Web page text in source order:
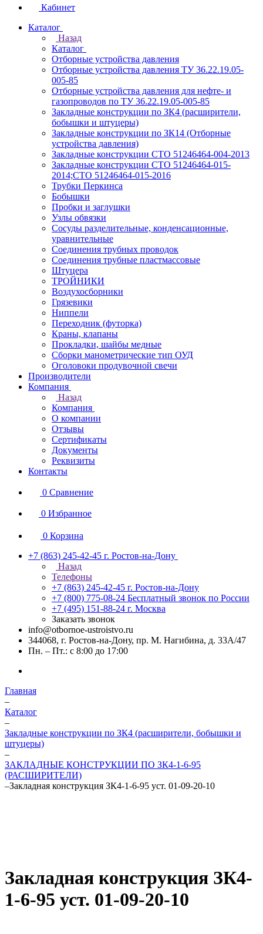
Кабинет
Каталог
Назад
Каталог
Отборные устройства давления
Отборные устройства давления ТУ 36.22.19.05-
005-85
Отборные устройства давления для нефте- и
газопроводов по ТУ 36.22.19.05-005-85
Закладные конструкции по ЗК4 (расширители,
бобышки и штуцеры)
Закладные конструкции по ЗК14 (Отборные
устройства давления)
Закладные конструкции СТО 51246464-004-2013
Закладные конструкции СТО 51246464-015-
2014;СТО 51246464-015-2016
Трубки Перкинса
Бобышки
Пробки и заглушки
Узлы обвязки
Сосуды разделительные, конденсационные,
уравнительные
Соединения трубных проводок
Соединения трубные пластмассовые
Штуцера
ТРОЙНИКИ
Воздухосборники
Грязевики
Ниппели
Переходник (футорка)
Краны, клапаны
Прокладки, шайбы медные
Сборки манометрические тип ОУД
Оголовоки продувочной свечи
Производители
Компания
Назад
Компания
О компании
Отзывы
Сертификаты
Документы
Реквизиты
Контакты
0 Сравнение
0 Избранное
0 Корзина
+7 (863) 245-42-45 г. Ростов-на-Дону
Назад
Телефоны
+7 (863) 245-42-45 г. Ростов-на-Дону
+7 (800) 775-08-24 Бесплатный звонок по России
+7 (495) 151-88-24 г. Москва
Заказать звонок
info@otbornoe-ustroistvo.ru
344068, г. Ростов-на-Дону, пр. М. Нагибина, д. 33А/47
Пн. – Пт.: с 8:00 до 17:00
Главная
–
Каталог
–
Закладные конструкции по ЗК4 (расширители, бобышки и
штуцеры)
–
ЗАКЛАДНЫЕ КОНСТРУКЦИИ ПО ЗК4-1-6-95
(РАСШИРИТЕЛИ)
–Закладная конструкция ЗК4-1-6-95 уст. 01-09-20-10
Закладная конструкция ЗК4-
1-6-95 уст. 01-09-20-10